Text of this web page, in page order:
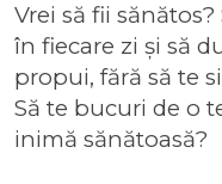
Vrei să fii
în fiecare zi și să
propui, fără să te
Să te bucuri de o
inimă sănătoasă?